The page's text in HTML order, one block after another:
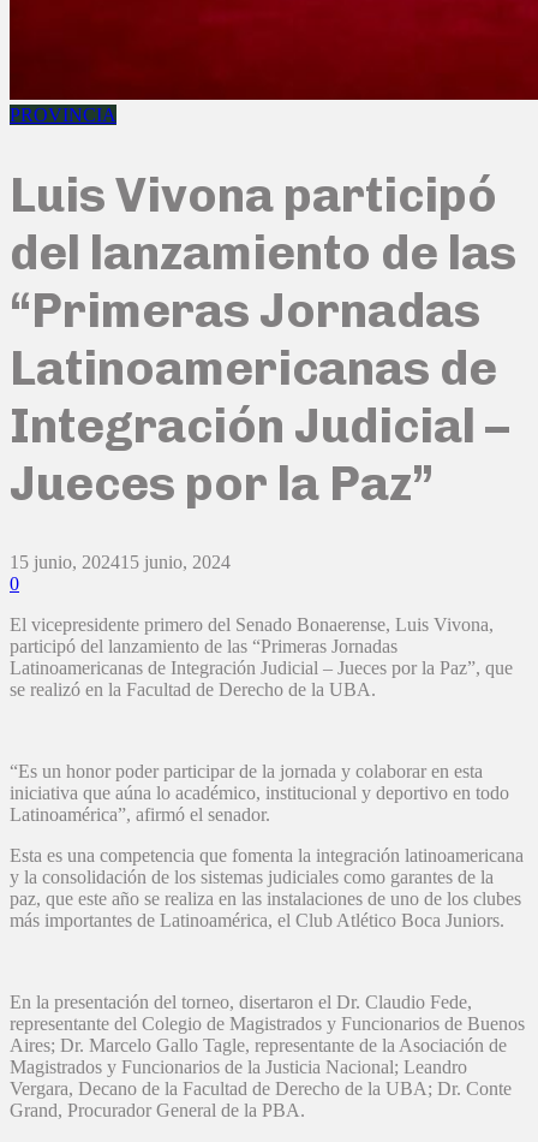
PROVINCIA
Luis Vivona participó
del lanzamiento de las
“Primeras Jornadas
Latinoamericanas de
Integración Judicial –
Jueces por la Paz”
15 junio, 202415 junio, 2024
0
El vicepresidente primero del Senado Bonaerense, Luis Vivona,
participó del lanzamiento de las “Primeras Jornadas
Latinoamericanas de Integración Judicial – Jueces por la Paz”, que
se realizó en la Facultad de Derecho de la UBA.
“Es un honor poder participar de la jornada y colaborar en esta
iniciativa que aúna lo académico, institucional y deportivo en todo
Latinoamérica”, afirmó el senador.
Esta es una competencia que fomenta la integración latinoamericana
y la consolidación de los sistemas judiciales como garantes de la
paz, que este año se realiza en las instalaciones de uno de los clubes
más importantes de Latinoamérica, el Club Atlético Boca Juniors.
En la presentación del torneo, disertaron el Dr. Claudio Fede,
representante del Colegio de Magistrados y Funcionarios de Buenos
Aires; Dr. Marcelo Gallo Tagle, representante de la Asociación de
Magistrados y Funcionarios de la Justicia Nacional; Leandro
Vergara, Decano de la Facultad de Derecho de la UBA; Dr. Conte
Grand, Procurador General de la PBA.